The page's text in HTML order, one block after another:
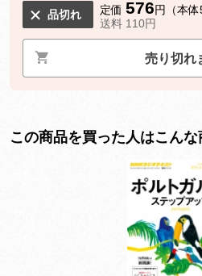
品切れ 定価 576円（本体
送料 110円
売り切れ
この商品を買った人はこん